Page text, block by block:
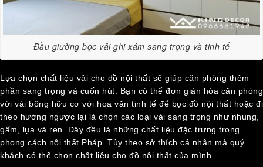
Đầu giường bọc vải ghi xám sang trọng và tinh tế
Lựa chọn chất liệu vải cho đồ nội thất sẽ giúp căn phòng thêm
phần sang trọng và cuốn hút. Bạn có thể đơn giản hóa căn phòng
với vải bông hữu cơ với hoa văn tinh tế để bọc đồ nội thất hoặc đi
theo hướng ngược lại là chọn các loại vải sang trọng như nhung,
gấm, lụa và ren. Đây đều là những chất liệu đặc trưng trong
phong cách nội thất Pháp. Tùy theo sở thích cá nhân mà quý
khách có thể chọn chất liệu cho đồ nội thất của mình.